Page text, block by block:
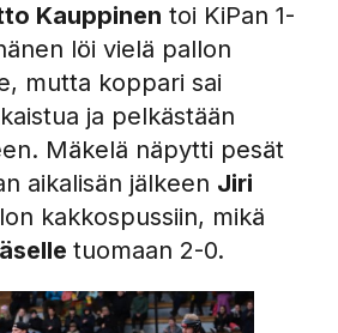
Kauppinen toi KiPan 1-
löi vielä pallon
mutta koppari sai
ja pelkästään
Mäkelä näpytti pesät
aikalisän jälkeen Jiri
kakkospussiin, mikä
tuomaan 2-0.